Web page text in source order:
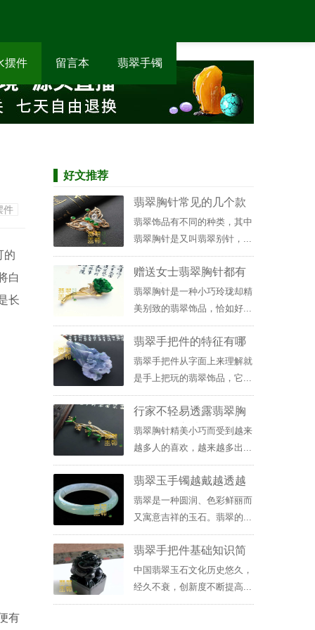
摆件 留言本 翡翠手镯
件
的
白
长
有
好文推荐
翡翠胸针常见的几个款
式
翡翠饰品有不同的种类，其中
翡翠胸针是又叫翡翠别针，...
赠送女士翡翠胸针都有
哪些寓意？
翡翠胸针是一种小巧玲珑却精
美别致的翡翠饰品，恰如好...
翡翠手把件的特征有哪
些？
翡翠手把件从字面上来理解就
是手上把玩的翡翠饰品，它...
行家不轻易透露翡翠胸
针的选购方法
翡翠胸针精美小巧而受到越来
越多人的喜欢，越来越多出...
翡翠玉手镯越戴越透越
戴越绿是为什么？
翡翠是一种圆润、色彩鲜丽而
又寓意吉祥的玉石。翡翠的...
翡翠手把件基础知识简
介
中国翡翠玉石文化历史悠久，
经久不衰，创新度不断提高...